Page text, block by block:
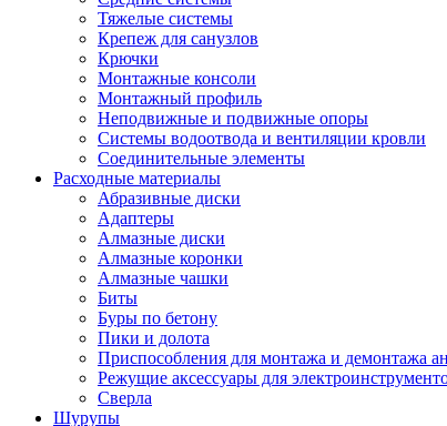
Тяжелые системы
Крепеж для санузлов
Крючки
Монтажные консоли
Монтажный профиль
Неподвижные и подвижные опоры
Системы водоотвода и вентиляции кровли
Соединительные элементы
Расходные материалы
Абразивные диски
Адаптеры
Алмазные диски
Алмазные коронки
Алмазные чашки
Биты
Буры по бетону
Пики и долота
Приспособления для монтажа и демонтажа
Режущие аксессуары для
Сверла
Шурупы